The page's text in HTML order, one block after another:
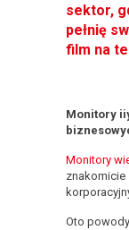
sektor,
pełnię
film na
Monitory
Monitory
znakomicie
Oto